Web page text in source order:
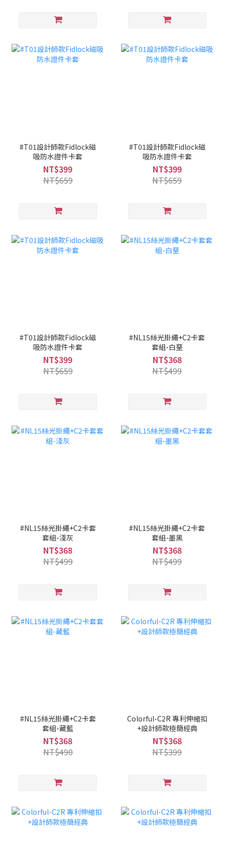
#T01設計師款Fidlock磁
吸防水證件卡套
NT$399
NT$659
#T01設計師款Fidlock磁
吸防水證件卡套
NT$399
NT$659
#T01設計師款Fidlock磁
吸防水證件卡套
NT$399
NT$659
#NL15絲光掛繩+C2卡套
套組-白堊
NT$368
NT$499
#NL15絲光掛繩+C2卡套
套組-淺灰
NT$368
NT$499
#NL15絲光掛繩+C2卡套
套組-墨黑
NT$368
NT$499
#NL15絲光掛繩+C2卡套
套組-藏藍
NT$368
NT$490
Colorful-C2R 專利伸縮扣
+設計師款極簡經典
NT$368
NT$399